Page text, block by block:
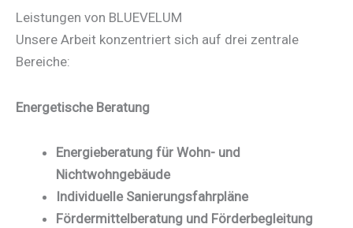
Leistungen von BLUEVELUM
Unsere Arbeit konzentriert sich auf drei zentrale
Bereiche:
Energetische Beratung
Energieberatung für Wohn- und
Nichtwohngebäude
Individuelle Sanierungsfahrpläne
Fördermittelberatung und Förderbegleitung